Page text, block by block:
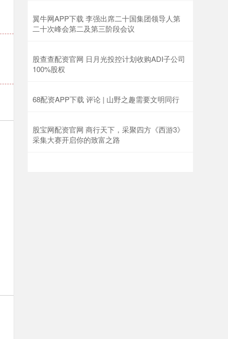
翼牛网APP下载 李强出席二十国集团领导人第
二十次峰会第二及第三阶段会议
股查查配资官网 日月光投控计划收购ADI子公司
100%股权
68配资APP下载 评论 | 山野之趣需要文明同行
股宝网配资官网 商行天下，采聚四方《西游3》
采集大赛开启你的致富之路